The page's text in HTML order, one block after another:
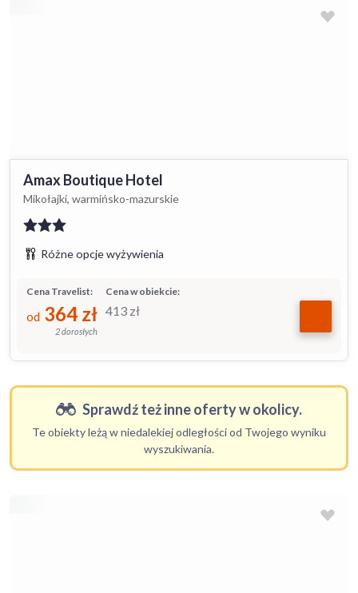
Amax Boutique Hotel
Mikołajki, warmińsko-mazurskie
Różne opcje wyżywienia
Cena w obiekcie:
413 zł
Cena Travelist:
od 364 zł
2 dorosłych
Sprawdź też inne oferty w okolicy.
Te obiekty leżą w niedalekiej odległości od Twojego wyniku
wyszukiwania.